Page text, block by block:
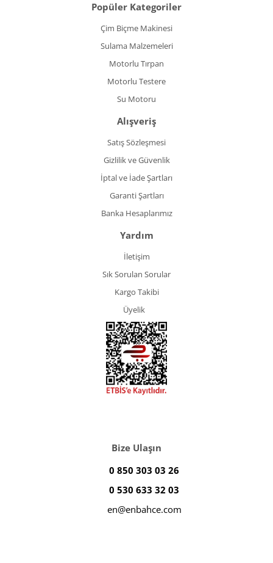
Popüler Kategoriler
Çim Biçme Makinesi
Sulama Malzemeleri
Motorlu Tırpan
Motorlu Testere
Su Motoru
Alışveriş
Satış Sözleşmesi
Gizlilik ve Güvenlik
İptal ve İade Şartları
Garanti Şartları
Banka Hesaplarımız
Yardım
İletişim
Sık Sorulan Sorular
Kargo Takibi
Üyelik
Bize Ulaşın
0 850 303 03 26
0 530 633 32 03
en@enbahce.com